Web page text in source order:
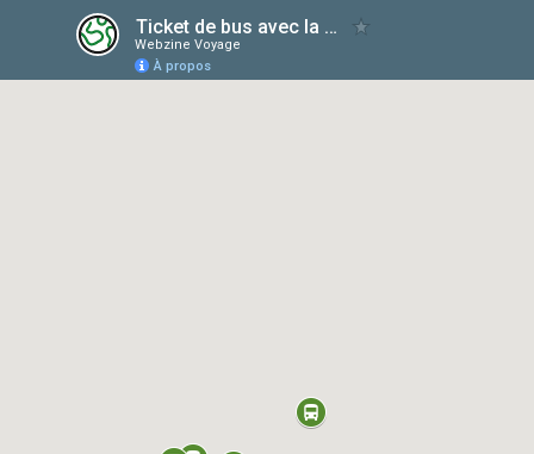
Ticket de bus avec la SNCF
Webzine Voyage
À propos